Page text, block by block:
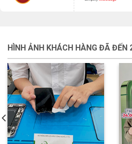
HÌNH ẢNH KHÁCH HÀNG ĐÃ ĐẾN